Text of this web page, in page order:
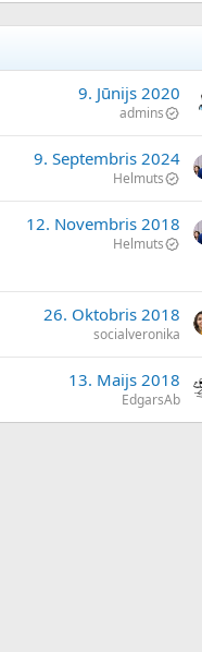
9. Jūnijs 2020
admins
9. Septembris 2024
Helmuts
12. Novembris 2018
Helmuts
26. Oktobris 2018
socialveronika
13. Maijs 2018
EdgarsAb